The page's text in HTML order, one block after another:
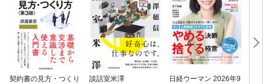
契約書の見方・つくり
談話室米澤
日経ウーマン 2026年9